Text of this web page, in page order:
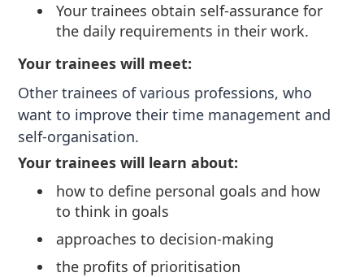
Your trainees obtain self-assurance for
the daily requirements in their work.
Your trainees will meet:
Other trainees of various professions, who
want to improve their time management and
self-organisation.
Your trainees will learn about:
how to define personal goals and how
to think in goals
approaches to decision-making
the profits of prioritisation